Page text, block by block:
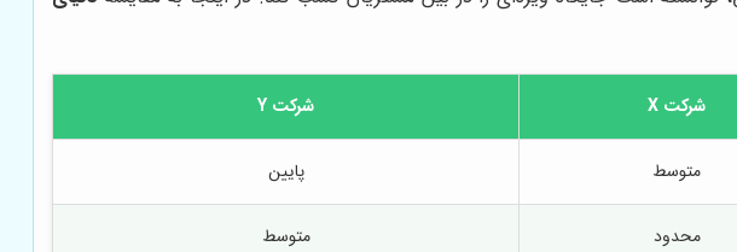
شرکت X شرکت Y
متوسط پایین
محدود متوسط